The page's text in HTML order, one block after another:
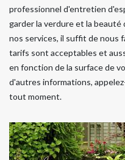
professionnel d'entretien
garder la verdure et la beauté
nos services, il suffit de nous
tarifs sont acceptables et
en fonction de la surface de
d'autres informations,
tout moment.